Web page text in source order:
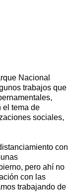
Nacional
trabajos que
el tema de
sociales,
con
pero ahí no
con las
trabajando de